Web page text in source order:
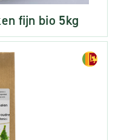
fijn bio 5kg